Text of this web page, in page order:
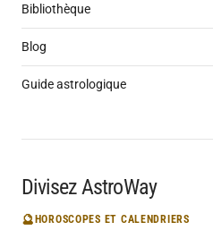
Bibliothèque
Blog
Guide astrologique
Divisez AstroWay
🔮HOROSCOPES ET CALENDRIERS